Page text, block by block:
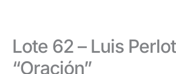
Lote 62 – Luis Perlotti
“Oración”